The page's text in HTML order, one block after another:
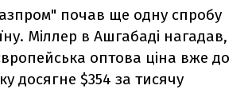
почав ще одну спробу
Міллер в Ашгабаді нагадав,
оптова ціна вже до
досягне $354 за тисячу